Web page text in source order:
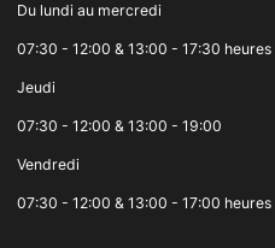
Du lundi au mercredi
07:30 - 12:00 & 13:00 - 17:30 heures
Jeudi
07:30 - 12:00 & 13:00 - 19:00
Vendredi
07:30 - 12:00 & 13:00 - 17:00 heures